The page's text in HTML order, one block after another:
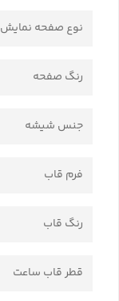
نوع صفحه نمایش
رنگ صفحه
جنس شیشه
فرم قاب
رنگ قاب
قطر قاب ساعت